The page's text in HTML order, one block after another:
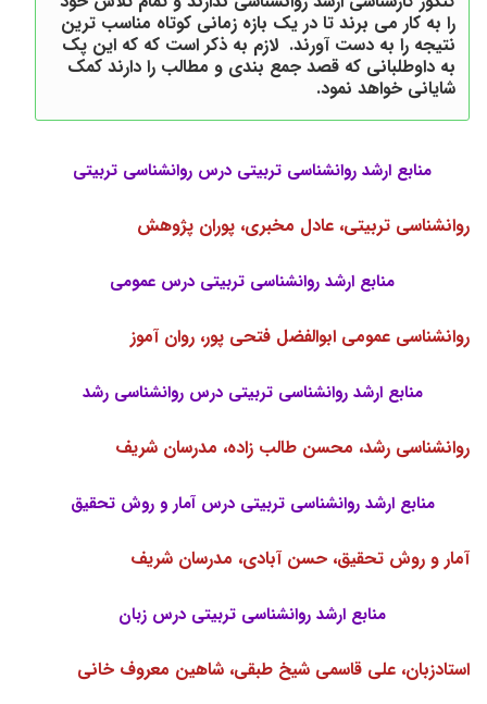
را به کار می برند تا در یک بازه زمانی کوتاه مناسب ترین
نتیجه را به دست آورند. لازم به ذکر است که که این پک
به داوطلبانی که قصد جمع بندی و مطالب را دارند کمک
شایانی خواهد نمود.
منابع ارشد روانشناسی تربیتی درس روانشناسی تربیتی
روانشناسی تربیتی، عادل مخبری، پوران پژوهش
منابع ارشد روانشناسی تربیتی درس عمومی
روانشناسی عمومی ابوالفضل فتحی پور، روان آموز
منابع ارشد روانشناسی تربیتی درس روانشناسی رشد
روانشناسی رشد، محسن طالب زاده، مدرسان شریف
منابع ارشد روانشناسی تربیتی درس آمار و روش تحقیق
آمار و روش تحقیق، حسن آبادی، مدرسان شریف
منابع ارشد روانشناسی تربیتی درس زبان
استادزبان، علی قاسمی شیخ طبقی، شاهین معروف خانی